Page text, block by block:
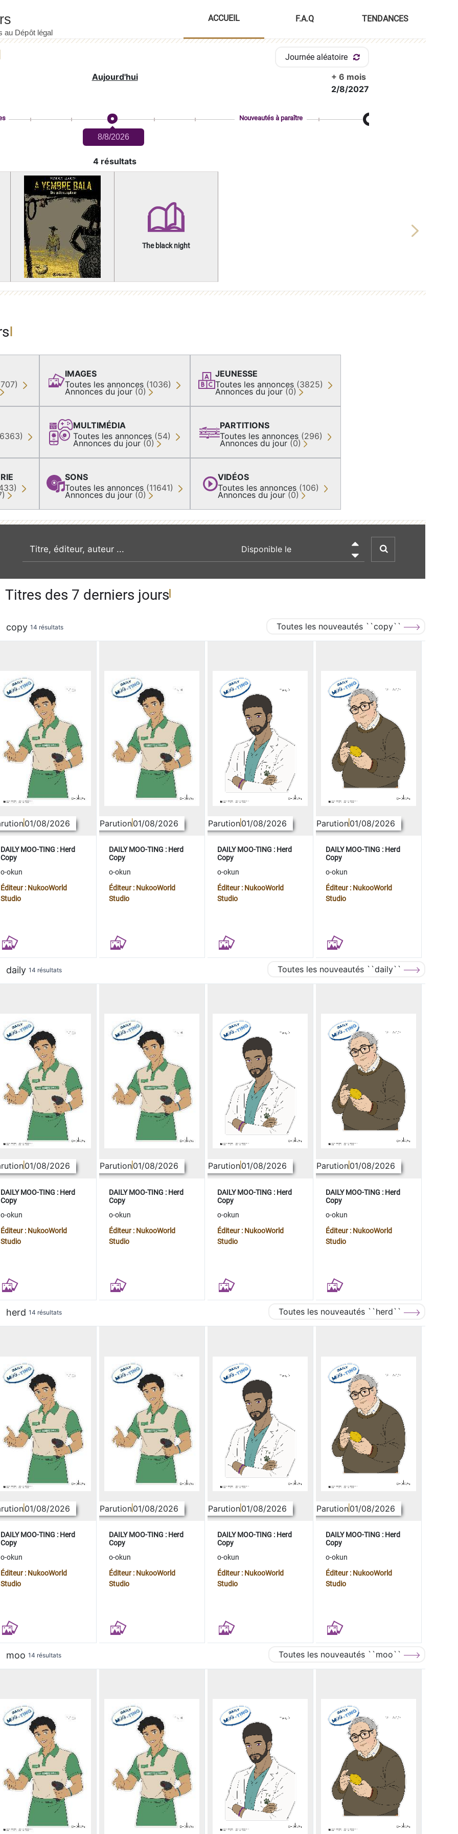
ACCUEIL F.A.Q TENDANCES
Journée aléatoire
Aujourd'hui
+ 6 mois
2/8/2027
8/8/2026
Nouveautés à paraître
4 résultats
The black night
Next
IMAGES
Toutes les annonces (1036)
Annonces du jour (0)
MULTIMÉDIA
Toutes les annonces (54)
Annonces du jour (0)
SONS
Toutes les annonces (11641)
Annonces du jour (0)
JEUNESSE
Toutes les annonces (3825)
Annonces du jour (0)
PARTITIONS
Toutes les annonces (296)
Annonces du jour (0)
VIDÉOS
Toutes les annonces (106)
Annonces du jour (0)
recherche par mot clé

Titres des 7 derniers jours
copy 14 résultats Toutes les nouveautés ``copy``
01/08/2026
DAILY MOO-TING : Herd
Copy
o-okun
Éditeur : NukooWorld
Studio
Parution01/08/2026
DAILY MOO-TING : Herd
Copy
o-okun
Éditeur : NukooWorld
Studio
Parution01/08/2026
DAILY MOO-TING : Herd
Copy
o-okun
Éditeur : NukooWorld
Studio
Parution01/08/2026
DAILY MOO-TING : Herd
Copy
o-okun
Éditeur : NukooWorld
Studio
daily 14 résultats Toutes les nouveautés ``daily``
01/08/2026
DAILY MOO-TING : Herd
Copy
o-okun
Éditeur : NukooWorld
Studio
Parution01/08/2026
DAILY MOO-TING : Herd
Copy
o-okun
Éditeur : NukooWorld
Studio
Parution01/08/2026
DAILY MOO-TING : Herd
Copy
o-okun
Éditeur : NukooWorld
Studio
Parution01/08/2026
DAILY MOO-TING : Herd
Copy
o-okun
Éditeur : NukooWorld
Studio
herd 14 résultats Toutes les nouveautés ``herd``
01/08/2026
DAILY MOO-TING : Herd
Copy
o-okun
Éditeur : NukooWorld
Studio
Parution01/08/2026
DAILY MOO-TING : Herd
Copy
o-okun
Éditeur : NukooWorld
Studio
Parution01/08/2026
DAILY MOO-TING : Herd
Copy
o-okun
Éditeur : NukooWorld
Studio
Parution01/08/2026
DAILY MOO-TING : Herd
Copy
o-okun
Éditeur : NukooWorld
Studio
moo 14 résultats Toutes les nouveautés ``moo``